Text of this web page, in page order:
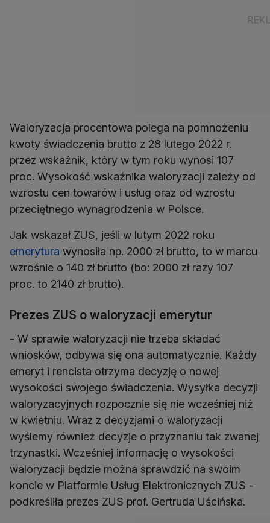
Waloryzacja procentowa polega na pomnożeniu
kwoty świadczenia brutto z 28 lutego 2022 r.
przez wskaźnik, który w tym roku wynosi 107
proc. Wysokość wskaźnika waloryzacji zależy od
wzrostu cen towarów i usług oraz od wzrostu
Jak wskazał ZUS, jeśli w lutym 2022 roku
emerytura wynosiła np. 2000 zł brutto, to w marcu
wzrośnie o 140 zł brutto (bo: 2000 zł razy 107
Prezes ZUS o waloryzacji emerytur
- W sprawie waloryzacji nie trzeba składać
wniosków, odbywa się ona automatycznie. Każdy
emeryt i rencista otrzyma decyzję o nowej
wysokości swojego świadczenia. Wysyłka decyzji
waloryzacyjnych rozpocznie się nie wcześniej niż
w kwietniu. Wraz z decyzjami o waloryzacji
wyślemy również decyzje o przyznaniu tak zwanej
trzynastki. Wcześniej informację o wysokości
waloryzacji będzie można sprawdzić na swoim
koncie w Platformie Usług Elektronicznych ZUS -
podkreśliła prezes ZUS prof. Gertruda Uścińska.